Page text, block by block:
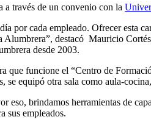
a través de un convenio con la
por cada empleado. Ofrecer esta
destacó Mauricio
desde 2003.
funcione el “Centro de
equipó otra sala como aula-
brindamos herramientas de
sus empleados.